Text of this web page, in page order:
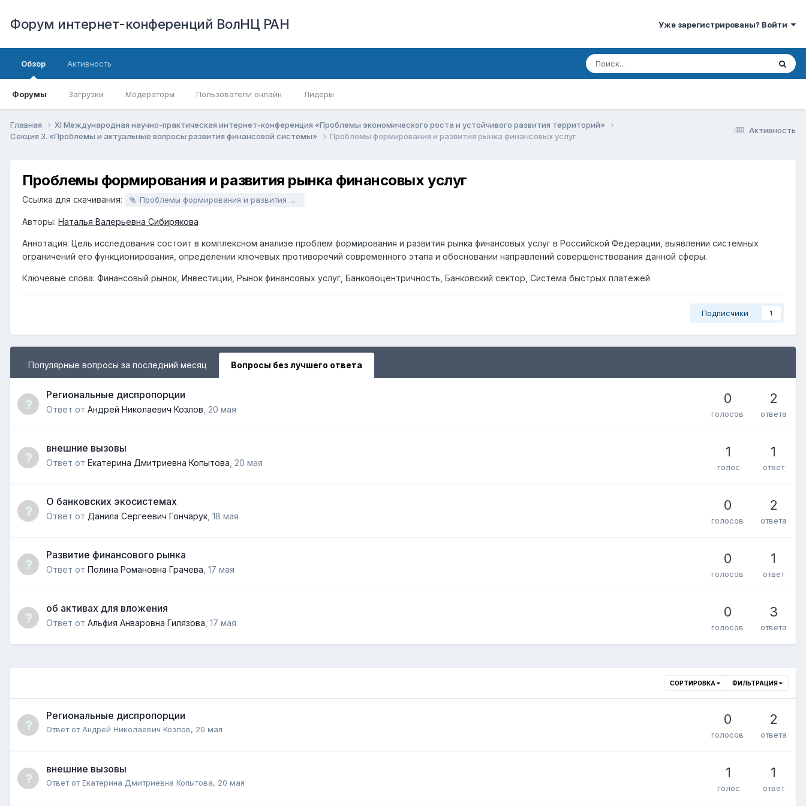
Форум интернет-конференций ВолНЦ РАН Уже зарегистрированы? Войти
Обзор
Форумы Загрузки Модераторы Пользователи онлайн Лидеры
Активность
Активность
Главная
XI Международная научно-практическая интернет-конференция «Проблемы экономического роста и устойчивого развития территорий»
Секция 3. «Проблемы и актуальные вопросы развития финансовой системы»
Проблемы формирования и развития рынка финансовых услуг
Проблемы формирования и развития рынка финансовых услуг
Ссылка для скачивания: Проблемы формирования и развития рынка финансовых услуг.docx
Авторы: Наталья Валерьевна Сибирякова
Аннотация: Цель исследования состоит в комплексном анализе проблем формирования и развития рынка финансовых услуг в Российской Федерации, выявлении системных
ограничений его функционирования, определении ключевых противоречий современного этапа и обосновании направлений совершенствования данной сферы.
Ключевые слова: Финансовый рынок, Инвестиции, Рынок финансовых услуг, Банковоцентричность, Банковский сектор, Система быстрых платежей
Подписчики 1
Популярные вопросы за последний месяц Вопросы без лучшего ответа
Региональные диспропорции
Ответ от Андрей Николаевич Козлов, 20 мая
0
голосов
2
ответа
внешние вызовы
Ответ от Екатерина Дмитриевна Копытова, 20 мая
1
голос
1
ответ
О банковских экосистемах
Ответ от Данила Сергеевич Гончарук, 18 мая
0
голосов
2
ответа
Развитие финансового рынка
Ответ от Полина Романовна Грачева, 17 мая
0
голосов
1
ответ
об активах для вложения
Ответ от Альфия Анваровна Гилязова, 17 мая
0
голосов
3
ответа
СОРТИРОВКА ФИЛЬТРАЦИЯ
Региональные диспропорции
Ответ отАндрей Николаевич Козлов, 20 мая
0
голосов
2
ответа
внешние вызовы
Ответ отЕкатерина Дмитриевна Копытова, 20 мая
1
голос
1
ответ